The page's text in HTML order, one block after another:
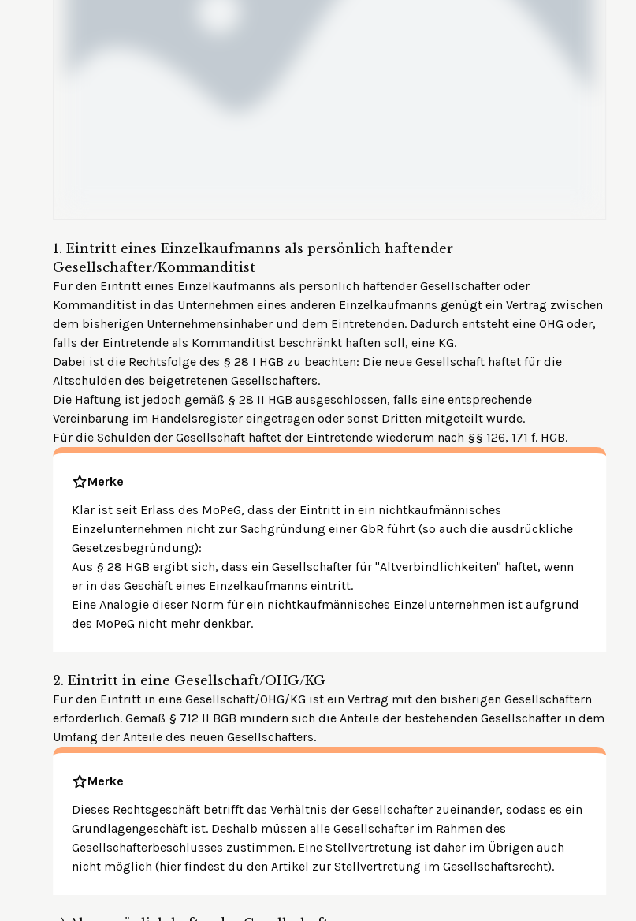
1. Eintritt eines Einzelkaufmanns als persönlich haftender
Gesellschafter/Kommanditist
Für den Eintritt eines Einzelkaufmanns als persönlich haftender Gesellschafter oder
Kommanditist in das Unternehmen eines anderen Einzelkaufmanns genügt ein Vertrag zwischen
dem bisherigen Unternehmensinhaber und dem Eintretenden. Dadurch entsteht eine OHG oder,
falls der Eintretende als Kommanditist beschränkt haften soll, eine KG.
Dabei ist die Rechtsfolge des § 28 I HGB zu beachten: Die neue Gesellschaft haftet für die
Altschulden des beigetretenen Gesellschafters.
Die Haftung ist jedoch gemäß § 28 II HGB ausgeschlossen, falls eine entsprechende
Vereinbarung im Handelsregister eingetragen oder sonst Dritten mitgeteilt wurde.
Für die Schulden der Gesellschaft haftet der Eintretende wiederum nach §§ 126, 171 f. HGB.
Merke
Klar ist seit Erlass des MoPeG, dass der Eintritt in ein nichtkaufmännisches
Einzelunternehmen nicht zur Sachgründung einer GbR führt (so auch die ausdrückliche
Gesetzesbegründung):
Aus § 28 HGB ergibt sich, dass ein Gesellschafter für "Altverbindlichkeiten" haftet, wenn
er in das Geschäft eines Einzelkaufmanns eintritt.
Eine Analogie dieser Norm für ein nichtkaufmännisches Einzelunternehmen ist aufgrund
des MoPeG nicht mehr denkbar.
2. Eintritt in eine Gesellschaft/OHG/KG
Für den Eintritt in eine Gesellschaft/OHG/KG ist ein Vertrag mit den bisherigen Gesellschaftern
erforderlich. Gemäß § 712 II BGB mindern sich die Anteile der bestehenden Gesellschafter in dem
Umfang der Anteile des neuen Gesellschafters.
Merke
Dieses Rechtsgeschäft betrifft das Verhältnis der Gesellschafter zueinander, sodass es ein
Grundlagengeschäft ist. Deshalb müssen alle Gesellschafter im Rahmen des
Gesellschafterbeschlusses zustimmen. Eine Stellvertretung ist daher im Übrigen auch
nicht möglich (hier findest du den Artikel zur Stellvertretung im Gesellschaftsrecht).